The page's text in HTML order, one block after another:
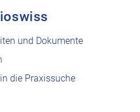
und Dokumente
die Praxissuche